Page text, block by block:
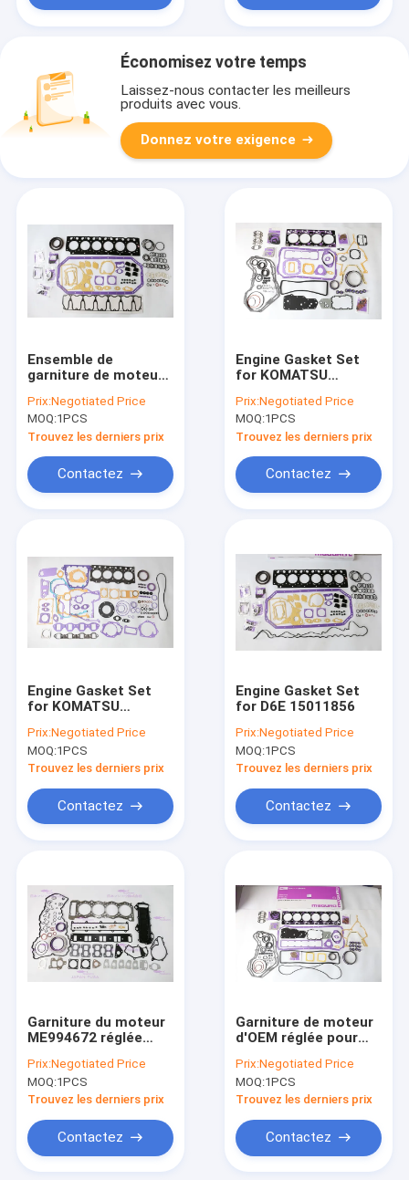
Produits
VR Show
A propos de nous
Contact
Demande de soumission
Économisez votre temps
Laissez-nous contacter les meilleurs
produits avec vous.
Donnez votre exigence
Ensemble de
garniture de moteur
29061-03
Prix:Negotiated Price
MOQ:1PCS
Trouvez les derniers prix
Contactez
Engine Gasket Set
for KOMATSU
Prix:Negotiated Price
MOQ:1PCS
Trouvez les derniers prix
Contactez
Engine Gasket Set
for KOMATSU
Prix:Negotiated Price
MOQ:1PCS
Trouvez les derniers prix
Contactez
Engine Gasket Set
for D6E 15011856
Prix:Negotiated Price
MOQ:1PCS
Trouvez les derniers prix
Contactez
Garniture du moteur
ME994672 réglée
4M50-TL
Prix:Negotiated Price
MOQ:1PCS
Trouvez les derniers prix
Contactez
Garniture de moteur
d'OEM réglée pour
SAA6D102E
Prix:Negotiated Price
MOQ:1PCS
Trouvez les derniers prix
Contactez